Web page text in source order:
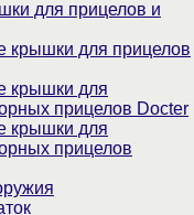
для прицелов и
крышки для прицелов
крышки для
прицелов Docter
крышки для
прицелов